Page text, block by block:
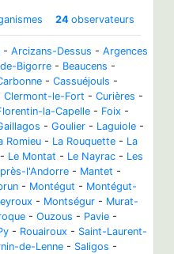
24 observateurs
- Arcizans-Dessus - Argences
Bigorre - Beaucens -
- Cassuéjouls -
Clermont-le-Fort - Curières -
la-Capelle - Foix -
- Goulier - Laguiole -
Romieu - La Rouquette - La
- Le Montat - Le Nayrac - Les
l'Andorre - Mantet -
- Montégut - Montégut-
- Montségur - Murat-
- Ouzous - Pavie -
- Rouairoux - Saint-Laurent-
de-Lenne - Saligos -